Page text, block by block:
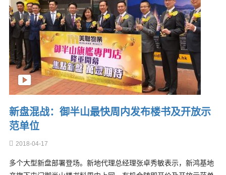
新盘混战：御半山最快周内发布楼书及开放示
范单位
2018-04-17
多个大型新盘部署登场。新地代理总经理张卓秀敏表示，新鸿基地